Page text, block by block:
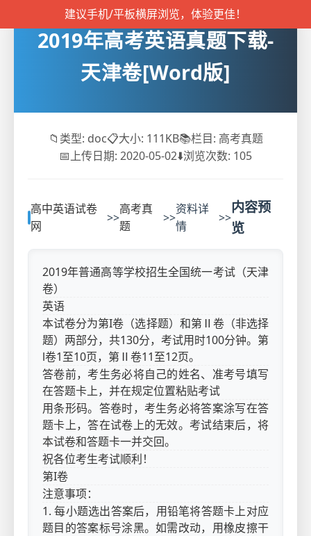
建议手机/平板横屏浏览，体验更佳！
2019年高考英语真题下载-
天津卷[Word版]
📁 类型: doc📋大小: 111KB📚栏目: 高考真题
📅上传日期: 2020-05-02⬇️浏览次数: 105
高中英语试卷
网
>>
高考真
题
>>
资料详
情
>>
内容预
览
2019年普通高等学校招生全国统一考试（天津
卷）
英语
本试卷分为第I卷（选择题）和第Ⅱ卷（非选择
题）两部分，共130分，考试用时100分钟。第
l卷1至10页，第Ⅱ卷11至12页。
答卷前，考生务必将自己的姓名、准考号填写
在答题卡上，并在规定位置粘贴考试
用条形码。答卷时，考生务必将答案涂写在答
题卡上，答在试卷上的无效。考试结束后，将
本试卷和答题卡一并交回。
祝各位考生考试顺利！
第I卷
注意事项：
1. 每小题选出答案后，用铅笔将答题卡上对应
题目的答案标号涂黑。如需改动，用橡皮擦干